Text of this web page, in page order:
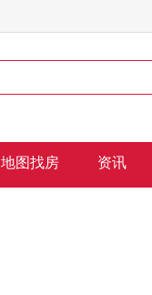
地图找房 资讯